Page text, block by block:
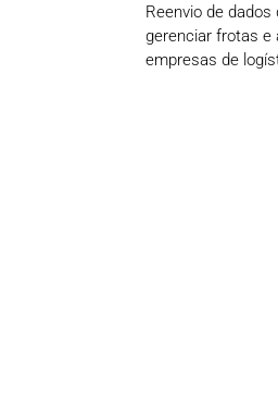
Reenvio de
gerenciar frotas e
empresas de